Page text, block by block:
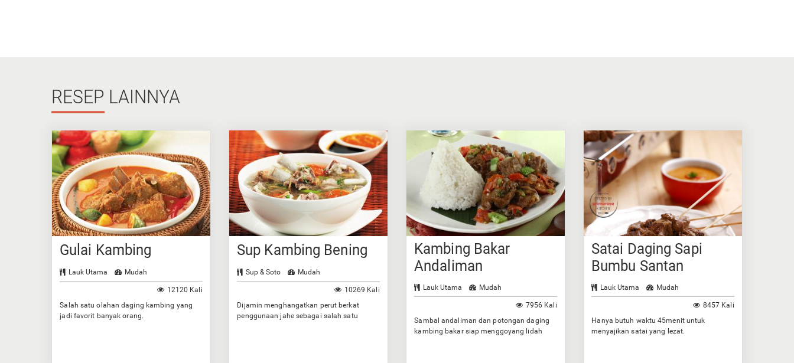
RESEP LAINNYA
Gulai Kambing
Lauk Utama Mudah
12120 Kali
Salah satu olahan daging kambing yang
jadi favorit banyak orang.
Sup Kambing Bening
Sup & Soto Mudah
10269 Kali
Dijamin menghangatkan perut berkat
penggunaan jahe sebagai salah satu
Kambing Bakar
Andaliman
Lauk Utama Mudah
7956 Kali
Sambal andaliman dan potongan daging
kambing bakar siap menggoyang lidah
Satai Daging Sapi
Bumbu Santan
Lauk Utama Mudah
8457 Kali
Hanya butuh waktu 45menit untuk
menyajikan satai yang lezat.